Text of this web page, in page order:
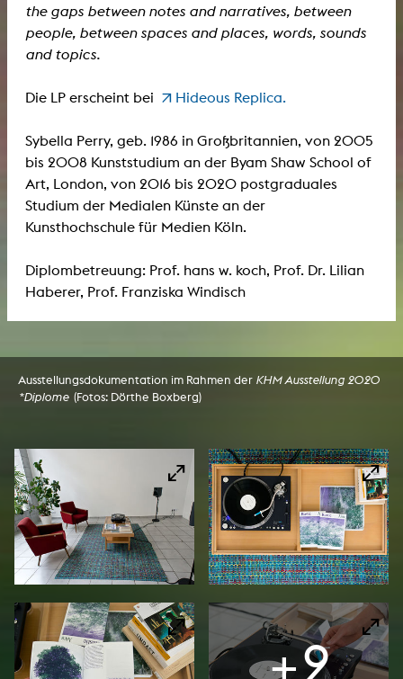
the gaps between notes and narratives, between
people, between spaces and places, words, sounds
and topics.
Die LP erscheint bei Hideous Replica.
Sybella Perry, geb. 1986 in Großbritannien, von 2005
bis 2008 Kunststudium an der Byam Shaw School of
Art, London, von 2016 bis 2020 postgraduales
Studium der Medialen Künste an der
Kunsthochschule für Medien Köln.
Diplombetreuung: Prof. hans w. koch, Prof. Dr. Lilian
Haberer, Prof. Franziska Windisch
Ausstellungsdokumentation im Rahmen der KHM Ausstellung 2020
*Diplome(Fotos: Dörthe Boxberg)
+2